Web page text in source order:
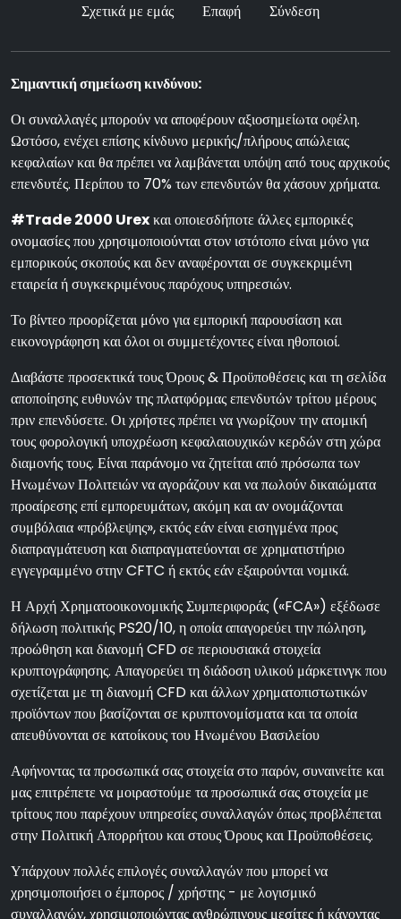
Σχετικά με εμάς Επαφή Σύνδεση
Σημαντική σημείωση κινδύνου:
Οι συναλλαγές μπορούν να αποφέρουν αξιοσημείωτα οφέλη.
Ωστόσο, ενέχει επίσης κίνδυνο μερικής/πλήρους απώλειας
κεφαλαίων και θα πρέπει να λαμβάνεται υπόψη από τους αρχικούς
επενδυτές. Περίπου το 70% των επενδυτών θα χάσουν χρήματα.
#Trade 2000 Urexκαι οποιεσδήποτε άλλες εμπορικές
ονομασίες που χρησιμοποιούνται στον ιστότοπο είναι μόνο για
εμπορικούς σκοπούς και δεν αναφέρονται σε συγκεκριμένη
εταιρεία ή συγκεκριμένους παρόχους υπηρεσιών.
Το βίντεο προορίζεται μόνο για εμπορική παρουσίαση και
εικονογράφηση και όλοι οι συμμετέχοντες είναι ηθοποιοί.
Διαβάστε προσεκτικά τους Όρους & Προϋποθέσεις και τη σελίδα
αποποίησης ευθυνών της πλατφόρμας επενδυτών τρίτου μέρους
πριν επενδύσετε. Οι χρήστες πρέπει να γνωρίζουν την ατομική
τους φορολογική υποχρέωση κεφαλαιουχικών κερδών στη χώρα
διαμονής τους. Είναι παράνομο να ζητείται από πρόσωπα των
Ηνωμένων Πολιτειών να αγοράζουν και να πωλούν δικαιώματα
προαίρεσης επί εμπορευμάτων, ακόμη και αν ονομάζονται
συμβόλαια «πρόβλεψης», εκτός εάν είναι εισηγμένα προς
διαπραγμάτευση και διαπραγματεύονται σε χρηματιστήριο
εγγεγραμμένο στην CFTC ή εκτός εάν εξαιρούνται νομικά.
Η Αρχή Χρηματοοικονομικής Συμπεριφοράς («FCA») εξέδωσε
δήλωση πολιτικής PS20/10, η οποία απαγορεύει την πώληση,
προώθηση και διανομή CFD σε περιουσιακά στοιχεία
κρυπτογράφησης. Απαγορεύει τη διάδοση υλικού μάρκετινγκ που
σχετίζεται με τη διανομή CFD και άλλων χρηματοπιστωτικών
προϊόντων που βασίζονται σε κρυπτονομίσματα και τα οποία
απευθύνονται σε κατοίκους του Ηνωμένου Βασιλείου
Αφήνοντας τα προσωπικά σας στοιχεία στο παρόν, συναινείτε και
μας επιτρέπετε να μοιραστούμε τα προσωπικά σας στοιχεία με
τρίτους που παρέχουν υπηρεσίες συναλλαγών όπως προβλέπεται
στην Πολιτική Απορρήτου και στους Όρους και Προϋποθέσεις.
Υπάρχουν πολλές επιλογές συναλλαγών που μπορεί να
χρησιμοποιήσει ο έμπορος / χρήστης - με λογισμικό
συναλλαγών, χρησιμοποιώντας ανθρώπινους μεσίτες ή κάνοντας